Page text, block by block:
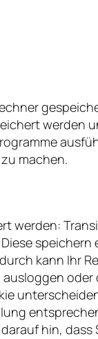
werden
machen.
werden:
kann Ihr
oder
hin,